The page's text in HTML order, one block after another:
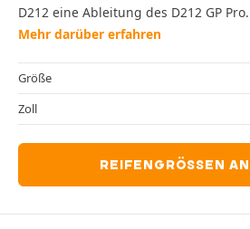
D212 eine Ableitung des D212 GP
Mehr darüber erfahren
Größe
Zoll
REIFENGRÖSSEN